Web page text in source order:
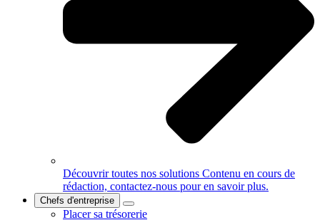
Découvrir toutes nos solutions Contenu en cours de
rédaction, contactez-nous pour en savoir plus.
Chefs d'entreprise
Placer sa trésorerie